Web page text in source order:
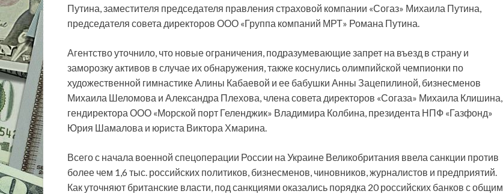
Путина, заместителя председателя правления страховой компании «Согаз» Михаила Путина,
председателя совета директоров ООО «Группа компаний МРТ» Романа Путина.
Агентство уточнило, что новые ограничения, подразумевающие запрет на въезд в страну и
заморозку активов в случае их обнаружения, также коснулись олимпийской чемпионки по
художественной гимнастике Алины Кабаевой и ее бабушки Анны Зацепилиной, бизнесменов
Михаила Шеломова и Александра Плехова, члена совета директоров «Согаза» Михаила Клишина,
гендиректора ООО «Морской порт Геленджик» Владимира Колбина, президента НПФ «Газфонд»
Юрия Шамалова и юриста Виктора Хмарина.
Всего с начала военной спецоперации России на Украине Великобритания ввела санкции против
более чем 1,6 тыс. российских политиков, бизнесменов, чиновников, журналистов и предприятий.
Как уточняют британские власти, под санкциями оказались порядка 20 российских банков с общим